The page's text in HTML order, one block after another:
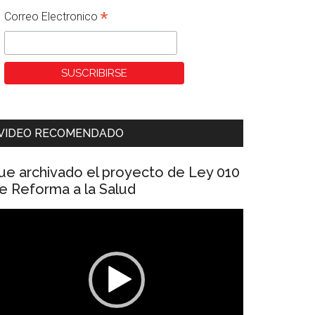
Correo Electronico *
RECOMENDADO
archivado el proyecto de Ley 010
Reforma a la Salud